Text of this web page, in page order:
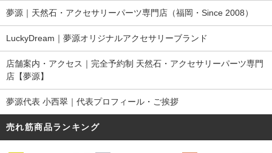
夢源｜天然石・アクセサリーパーツ専門店（福岡・Since 2008）
LuckyDream｜夢源オリジナルアクセサリーブランド
店舗案内・アクセス｜完全予約制 天然石・アクセサリーパーツ専門
店【夢源】
夢源代表 小西翠｜代表プロフィール・ご挨拶
売れ筋商品ランキング